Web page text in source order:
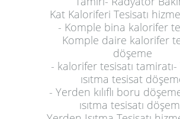
Kat Kaloriferi Tesisatı
- Komple bina kalorifer
Komple daire kalorifer
döşeme
- kalorifer tesisatı
ısıtma tesisat
- Yerden kılıflı boru
ısıtma tesisatı